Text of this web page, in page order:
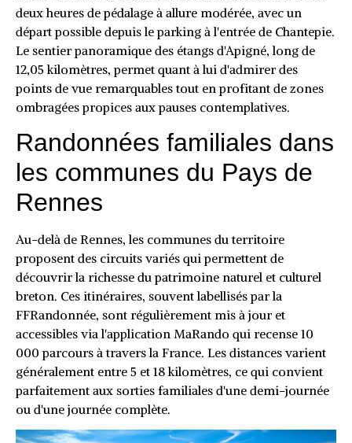
deux heures de pédalage à allure modérée, avec un
départ possible depuis le parking à l'entrée de Chantepie.
Le sentier panoramique des étangs d'Apigné, long de
12,05 kilomètres, permet quant à lui d'admirer des
points de vue remarquables tout en profitant de zones
ombragées propices aux pauses contemplatives.
Randonnées familiales dans
les communes du Pays de
Rennes
Au-delà de Rennes, les communes du territoire
proposent des circuits variés qui permettent de
découvrir la richesse du patrimoine naturel et culturel
breton. Ces itinéraires, souvent labellisés par la
FFRandonnée, sont régulièrement mis à jour et
accessibles via l'application MaRando qui recense 10
000 parcours à travers la France. Les distances varient
généralement entre 5 et 18 kilomètres, ce qui convient
parfaitement aux sorties familiales d'une demi-journée
ou d'une journée complète.